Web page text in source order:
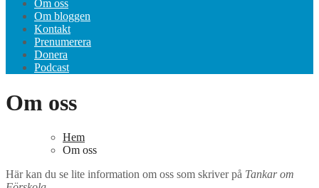
Om oss
Om bloggen
Kontakt
Prenumerera
Donera
Podcast
Om oss
Hem
Om oss
Här kan du se lite information om oss som skriver på Tankar om